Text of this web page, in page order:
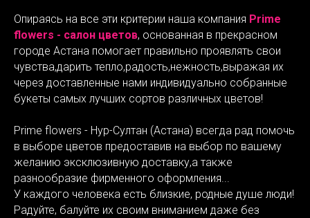
Опираясь на все эти критерии наша компания Prime
flowers - салон цветов, основанная в прекрасном
городе Астана помогает правильно проявлять свои
чувства,дарить тепло,радость,нежность,выражая их
через доставленные нами индивидуально собранные
букеты самых лучших сортов различных цветов!
Prime flowers - Нур-Султан (Астана) всегда рад помочь
в выборе цветов предоставив на выбор по вашему
желанию эксклюзивную доставку,а также
разнообразие фирменного оформления...
У каждого человека есть близкие, родные душе люди!
Радуйте, балуйте их своим вниманием даже без